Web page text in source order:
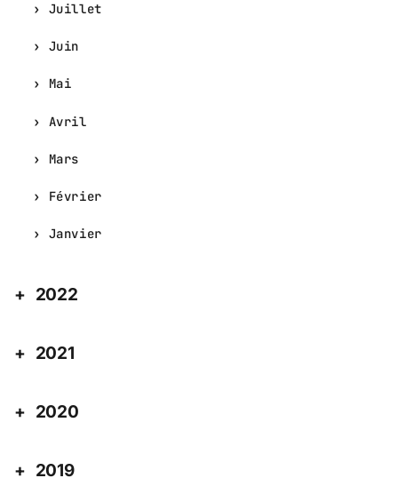
Juillet
Juin
Mai
Avril
Mars
Février
Janvier
2022
2021
2020
2019